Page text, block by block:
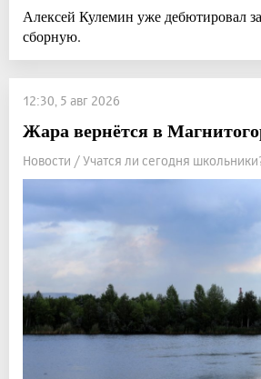
Алексей Кулемин уже дебютировал
сборную.
12:30, 5 авг 2026
Жара вернётся в
Новости / Учатся ли сегодня